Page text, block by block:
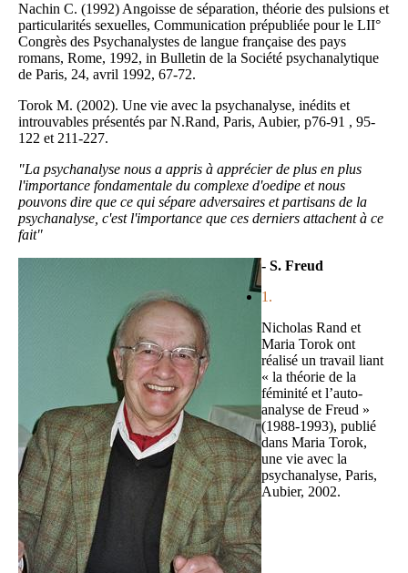
Nachin C. (1992) Angoisse de séparation, théorie des pulsions et
particularités sexuelles, Communication prépubliée pour le LII°
Congrès des Psychanalystes de langue française des pays
romans, Rome, 1992, in Bulletin de la Société psychanalytique
de Paris, 24, avril 1992, 67-72.
Torok M. (2002). Une vie avec la psychanalyse, inédits et
introuvables présentés par N.Rand, Paris, Aubier, p76-91 , 95-
122 et 211-227.
"La psychanalyse nous a appris à apprécier de plus en plus
l'importance fondamentale du complexe d'oedipe et nous
pouvons dire que ce qui sépare adversaires et partisans de la
psychanalyse, c'est l'importance que ces derniers attachent à ce
fait"
- S. Freud
1.
Nicholas Rand et
Maria Torok ont
réalisé un travail liant
« la théorie de la
féminité et l’auto-
analyse de Freud »
(1988-1993), publié
dans Maria Torok,
une vie avec la
psychanalyse, Paris,
Aubier, 2002.